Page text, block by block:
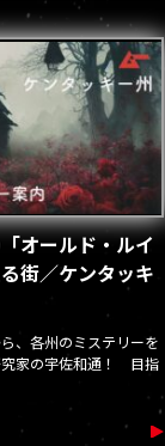
オールド・ルイ
街／ケンタッキ
、各州のミステリーを
究家の宇佐和通！ 目指